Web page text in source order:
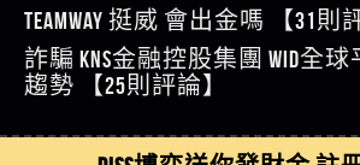
回被騙資金
本文教你如何拿回被騙資金
騙嗎 KS.M多元化行銷是不是詐騙
真的嗎 被KS.M多元化行銷詐騙的
你如何拿回被騙資金
家 Family & Love如何詐騙 野原家
騙 野原家 Family & Love是真的嗎 野原
詐騙嗎 165多次通報野原家 Family &
請遠離
【其他問題】元盈橋詐騙持續收
討回資金賴zg369】元盈橋是詐騙
詐騙 元盈橋是真的嗎 被元盈橋
本文教你如何拿回被騙資金
【其他問題】被騙追回賴【zg369】
型詐騙手法欺詐群眾 M.L.Edge是真
是詐騙 M.L.Edge是詐騙嗎 【M.L.Edge
【其他問題】 Robinhood詐騙持續
費討回資金賴zg369】Robinhood是詐
麼辦 本文教你如何拿回被騙資金
【其他問題】FLTO詐騙持續收割
真的嗎 被FLTO詐騙的錢怎麼辦 本
ALYWS詐騙家破人亡 ALYWS是真的嗎
【其他問題】 一招教你揭秘新型
【陳靜茹】推薦小畢，我也是小
【黃家羭】推推
【AVA娛樂城】還會自己做假對
【黃伊珊】不推薦爛公司
趨勢 【25則評論】